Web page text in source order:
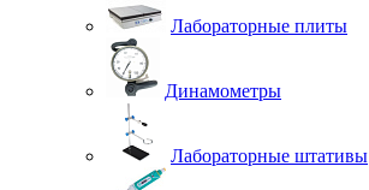
Лабораторные плиты
Динамометры
Лабораторные штативы